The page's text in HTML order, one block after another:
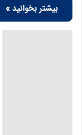
بیشتر بخوانید »